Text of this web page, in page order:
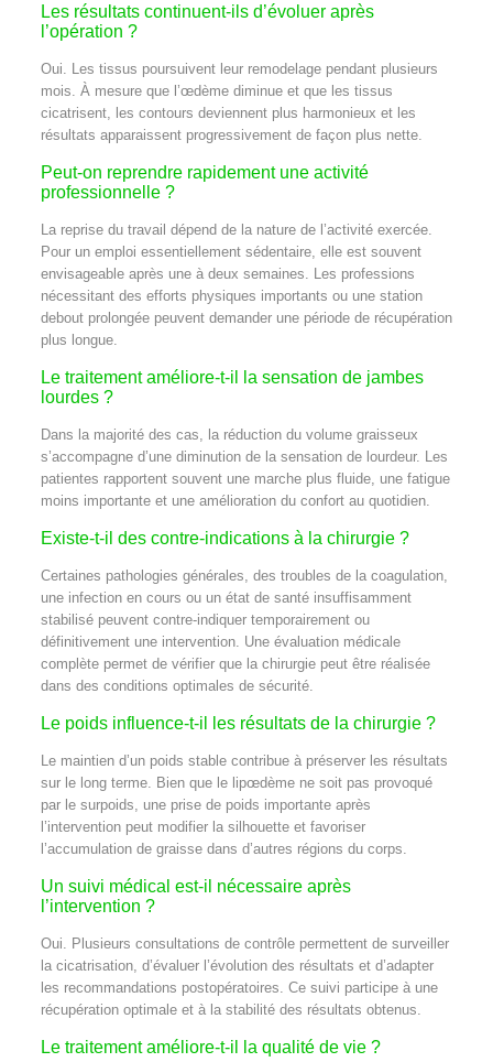
Les résultats continuent-ils d’évoluer après
l’opération ?
Oui. Les tissus poursuivent leur remodelage pendant plusieurs
mois. À mesure que l’œdème diminue et que les tissus
cicatrisent, les contours deviennent plus harmonieux et les
résultats apparaissent progressivement de façon plus nette.
Peut-on reprendre rapidement une activité
professionnelle ?
La reprise du travail dépend de la nature de l’activité exercée.
Pour un emploi essentiellement sédentaire, elle est souvent
envisageable après une à deux semaines. Les professions
nécessitant des efforts physiques importants ou une station
debout prolongée peuvent demander une période de récupération
plus longue.
Le traitement améliore-t-il la sensation de jambes
lourdes ?
Dans la majorité des cas, la réduction du volume graisseux
s’accompagne d’une diminution de la sensation de lourdeur. Les
patientes rapportent souvent une marche plus fluide, une fatigue
moins importante et une amélioration du confort au quotidien.
Existe-t-il des contre-indications à la chirurgie ?
Certaines pathologies générales, des troubles de la coagulation,
une infection en cours ou un état de santé insuffisamment
stabilisé peuvent contre-indiquer temporairement ou
définitivement une intervention. Une évaluation médicale
complète permet de vérifier que la chirurgie peut être réalisée
dans des conditions optimales de sécurité.
Le poids influence-t-il les résultats de la chirurgie ?
Le maintien d’un poids stable contribue à préserver les résultats
sur le long terme. Bien que le lipœdème ne soit pas provoqué
par le surpoids, une prise de poids importante après
l’intervention peut modifier la silhouette et favoriser
l’accumulation de graisse dans d’autres régions du corps.
Un suivi médical est-il nécessaire après
l’intervention ?
Oui. Plusieurs consultations de contrôle permettent de surveiller
la cicatrisation, d’évaluer l’évolution des résultats et d’adapter
les recommandations postopératoires. Ce suivi participe à une
récupération optimale et à la stabilité des résultats obtenus.
Le traitement améliore-t-il la qualité de vie ?